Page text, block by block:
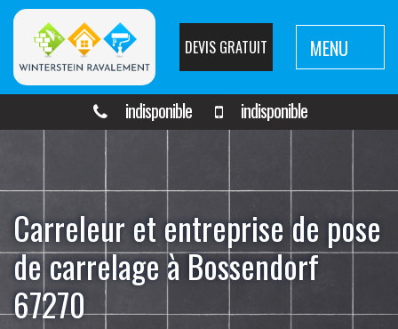
DEVIS GRATUIT MENU
indisponible indisponible
Carreleur et entreprise de pose
de carrelage à Bossendorf
67270